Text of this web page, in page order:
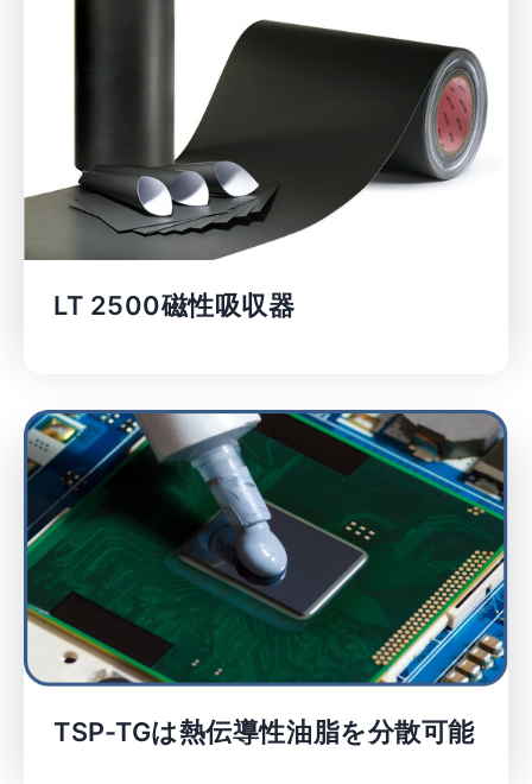
LT 2500磁性吸収器
TSP-TGは熱伝導性油脂を分散可能